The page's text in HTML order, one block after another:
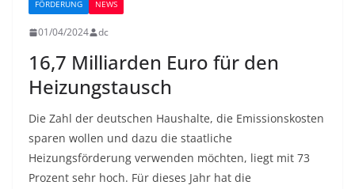
FÖRDERUNG NEWS
01/04/2024 dc
16,7 Milliarden Euro für den
Heizungstausch
Die Zahl der deutschen Haushalte, die Emissionskosten
sparen wollen und dazu die staatliche
Heizungsförderung verwenden möchten, liegt mit 73
Prozent sehr hoch. Für dieses Jahr hat die